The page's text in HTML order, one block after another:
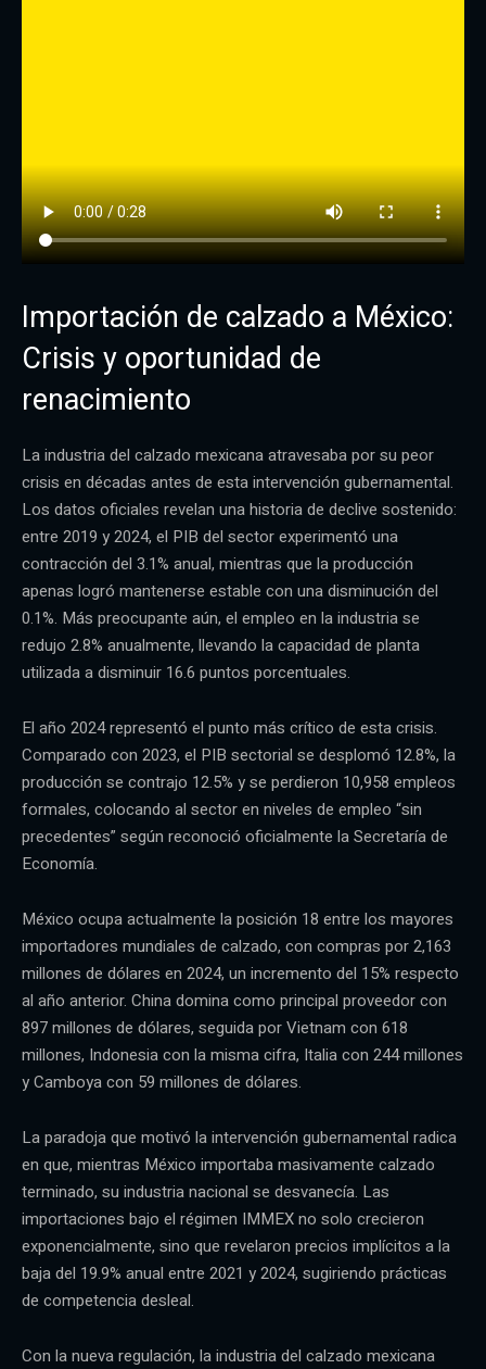
Importación de calzado a México:
Crisis y oportunidad de
renacimiento
La industria del calzado mexicana atravesaba por su peor
crisis en décadas antes de esta intervención gubernamental.
Los datos oficiales revelan una historia de declive sostenido:
entre 2019 y 2024, el PIB del sector experimentó una
contracción del 3.1% anual, mientras que la producción
apenas logró mantenerse estable con una disminución del
0.1%. Más preocupante aún, el empleo en la industria se
redujo 2.8% anualmente, llevando la capacidad de planta
utilizada a disminuir 16.6 puntos porcentuales.
El año 2024 representó el punto más crítico de esta crisis.
Comparado con 2023, el PIB sectorial se desplomó 12.8%, la
producción se contrajo 12.5% y se perdieron 10,958 empleos
formales, colocando al sector en niveles de empleo “sin
precedentes” según reconoció oficialmente la Secretaría de
Economía.
México ocupa actualmente la posición 18 entre los mayores
importadores mundiales de calzado, con compras por 2,163
millones de dólares en 2024, un incremento del 15% respecto
al año anterior. China domina como principal proveedor con
897 millones de dólares, seguida por Vietnam con 618
millones, Indonesia con la misma cifra, Italia con 244 millones
y Camboya con 59 millones de dólares.
La paradoja que motivó la intervención gubernamental radica
en que, mientras México importaba masivamente calzado
terminado, su industria nacional se desvanecía. Las
importaciones bajo el régimen IMMEX no solo crecieron
exponencialmente, sino que revelaron precios implícitos a la
baja del 19.9% anual entre 2021 y 2024, sugiriendo prácticas
de competencia desleal.
Con la nueva regulación, la industria del calzado mexicana